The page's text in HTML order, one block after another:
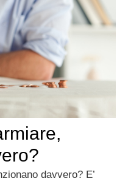
davvero? E’